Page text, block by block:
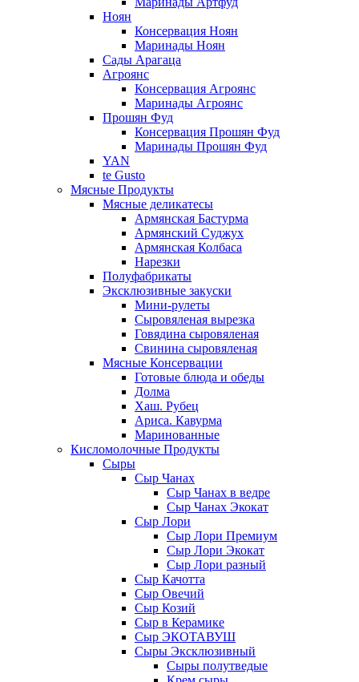
Ноян
Консервация Ноян
Маринады Ноян
Сады Арагаца
Агроянс
Консервация Агроянс
Маринады Агроянс
Прошян Фуд
Консервация Прошян Фуд
Маринады Прошян Фуд
YAN
te Gusto
Мясные Продукты
Мясные деликатесы
Армянская Бастурма
Армянский Суджух
Армянская Колбаса
Нарезки
Полуфабрикаты
Эксклюзивные закуски
Мини-рулеты
Сыровяленая вырезка
Говядина сыровяленая
Свинина сыровяленая
Мясные Консервации
Готовые блюда и обеды
Долма
Хаш. Рубец
Ариса. Кавурма
Маринованные
Кисломолочные Продукты
Сыры
Сыр Чанах
Сыр Чанах в ведре
Сыр Чанах Экокат
Сыр Лори
Сыр Лори Премиум
Сыр Лори Экокат
Сыр Лори разный
Сыр Качотта
Сыр Овечий
Сыр Козий
Сыр в Керамике
Сыр ЭКОТАВУШ
Сыры Эксклюзивный
Сыры полутведые